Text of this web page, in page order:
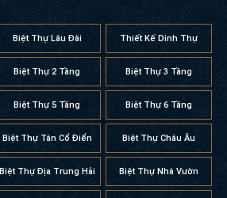
Biệt Thự Lâu Đài Thiết Kế Dinh Thự
Biệt Thự 2 Tầng Biệt Thự 3 Tầng
Biệt Thự 5 Tầng Biệt Thự 6 Tầng
Biệt Thự Tân Cổ Điển Biệt Thự Châu Âu
Biệt Thự Địa Trung Hải Biệt Thự Nhà Vườn